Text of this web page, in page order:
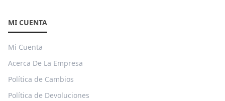
MI CUENTA
Mi Cuenta
Acerca De La Empresa
Política de Cambios
Política de Devoluciones